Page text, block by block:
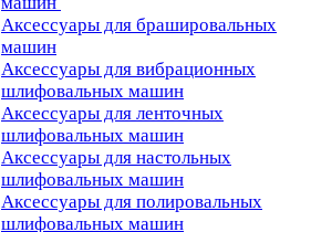
Аксессуары для брашировальных
машин
Аксессуары для вибрационных
шлифовальных машин
Аксессуары для ленточных
шлифовальных машин
Аксессуары для настольных
шлифовальных машин
Аксессуары для полировальных
шлифовальных машин